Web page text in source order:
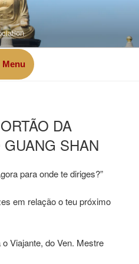
Menu
DA
SHAN
para onde te diriges?”
em relação o teu próximo
Viajante, do Ven. Mestre